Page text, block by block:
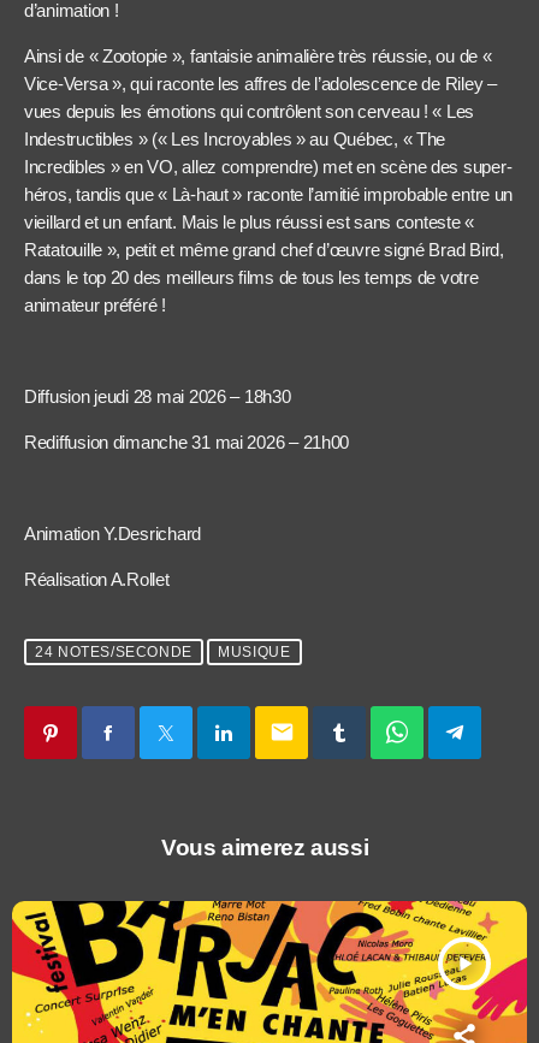
d’animation !
Ainsi de « Zootopie », fantaisie animalière très réussie, ou de «
Vice-Versa », qui raconte les affres de l’adolescence de Riley –
vues depuis les émotions qui contrôlent son cerveau ! « Les
Indestructibles » (« Les Incroyables » au Québec, « The
Incredibles » en VO, allez comprendre) met en scène des super-
héros, tandis que « Là-haut » raconte l’amitié improbable entre un
vieillard et un enfant. Mais le plus réussi est sans conteste «
Ratatouille », petit et même grand chef d’œuvre signé Brad Bird,
dans le top 20 des meilleurs films de tous les temps de votre
animateur préféré !
Diffusion jeudi 28 mai 2026 – 18h30
Rediffusion dimanche 31 mai 2026 – 21h00
Animation Y.Desrichard
Réalisation A.Rollet
24 NOTES/SECONDE MUSIQUE
email
Vous aimerez aussi
play_arrow